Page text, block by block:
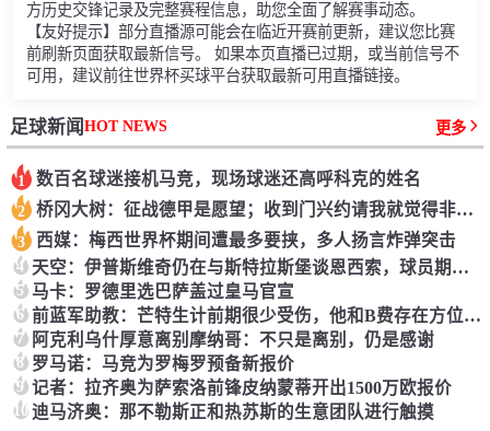
方历史交锋记录及完整赛程信息，助您全面了解赛事动态。
【友好提示】部分直播源可能会在临近开赛前更新，建议您比赛
前刷新页面获取最新信号。 如果本页直播已过期，或当前信号不
可用，建议前往世界杯买球平台获取最新可用直播链接。
足球新闻HOT NEWS 更多
1 数百名球迷接机马竞，现场球迷还高呼科克的姓名
2 桥冈大树：征战德甲是愿望；收到门兴约请我就觉得非来不可
3 西媒：梅西世界杯期间遭最多要挟，多人扬言炸弹突击
4 天空：伊普斯维奇仍在与斯特拉斯堡谈恩西索，球员期望回归
5 马卡：罗德里选巴萨盖过皇马官宣
6 前蓝军助教：芒特生计前期很少受伤，他和B费存在方位竞赛
7 阿克利乌什厚意离别摩纳哥：不只是离别，仍是感谢
8 罗马诺：马竞为罗梅罗预备新报价
9 记者：拉齐奥为萨索洛前锋皮纳蒙蒂开出1500万欧报价
10迪马济奥：那不勒斯正和热苏斯的生意团队进行触摸